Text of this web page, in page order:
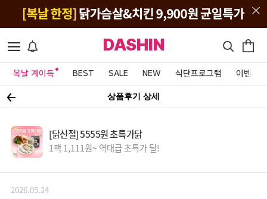
DASHIN
복날 계이득 BEST SALE NEW 식단프로그램 이벤트&
상품후기 상세
[닭신절] 5555원 초특가닭
1팩 1,111원~ 역대급 초특가 딜!
2026.05.24